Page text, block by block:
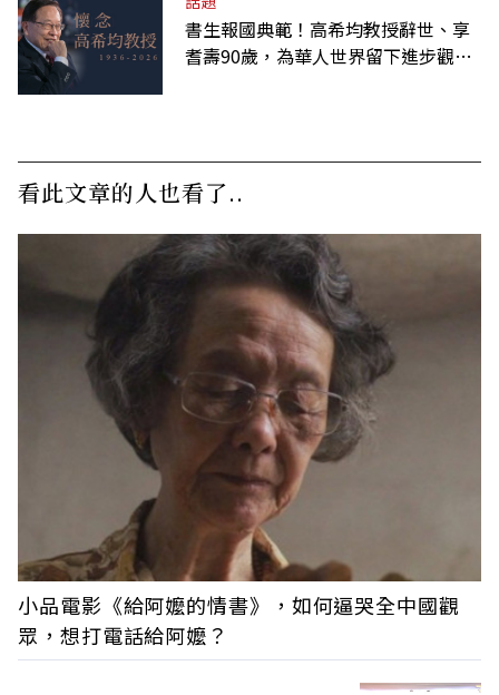
書生報國典範！高希均教授辭世、享
耆壽90歲，為華人世界留下進步觀念
看此文章的人也看了..
小品電影《給阿嬤的情書》，如何逼哭全中國觀
眾，想打電話給阿嬤？